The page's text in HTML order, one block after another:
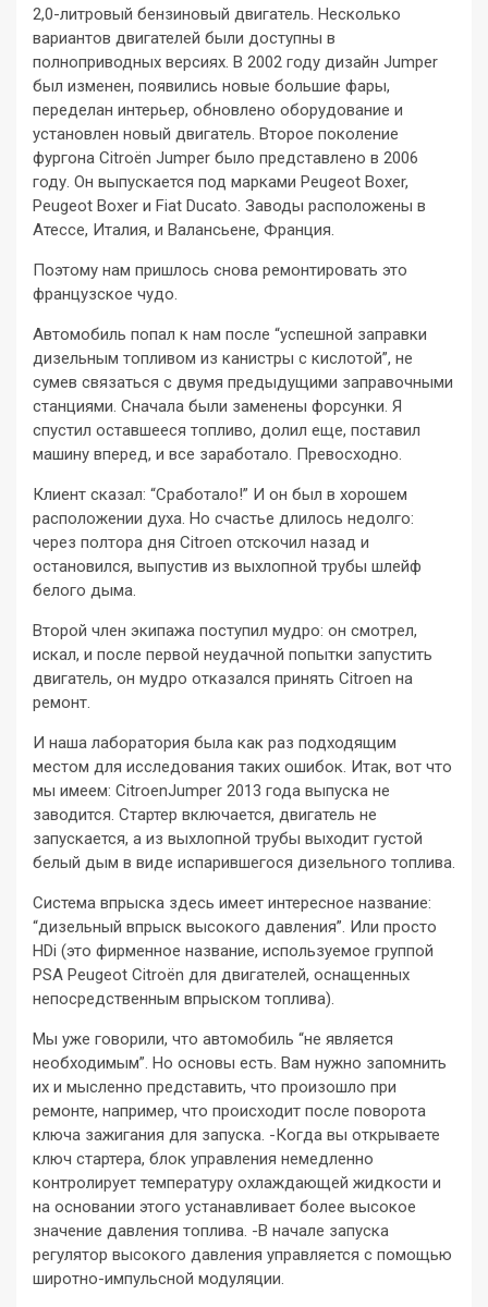
2,0-литровый бензиновый двигатель. Несколько
вариантов двигателей были доступны в
полноприводных версиях. В 2002 году дизайн Jumper
был изменен, появились новые большие фары,
переделан интерьер, обновлено оборудование и
установлен новый двигатель. Второе поколение
фургона Citroën Jumper было представлено в 2006
году. Он выпускается под марками Peugeot Boxer,
Peugeot Boxer и Fiat Ducato. Заводы расположены в
Атессе, Италия, и Валансьене, Франция.
Поэтому нам пришлось снова ремонтировать это
французское чудо.
Автомобиль попал к нам после “успешной заправки
дизельным топливом из канистры с кислотой”, не
сумев связаться с двумя предыдущими заправочными
станциями. Сначала были заменены форсунки. Я
спустил оставшееся топливо, долил еще, поставил
машину вперед, и все заработало. Превосходно.
Клиент сказал: “Сработало!” И он был в хорошем
расположении духа. Но счастье длилось недолго:
через полтора дня Citroen отскочил назад и
остановился, выпустив из выхлопной трубы шлейф
белого дыма.
Второй член экипажа поступил мудро: он смотрел,
искал, и после первой неудачной попытки запустить
двигатель, он мудро отказался принять Citroen на
ремонт.
И наша лаборатория была как раз подходящим
местом для исследования таких ошибок. Итак, вот что
мы имеем: CitroenJumper 2013 года выпуска не
заводится. Стартер включается, двигатель не
запускается, а из выхлопной трубы выходит густой
белый дым в виде испарившегося дизельного топлива.
Система впрыска здесь имеет интересное название:
“дизельный впрыск высокого давления”. Или просто
HDi (это фирменное название, используемое группой
PSA Peugeot Citroën для двигателей, оснащенных
непосредственным впрыском топлива).
Мы уже говорили, что автомобиль “не является
необходимым”. Но основы есть. Вам нужно запомнить
их и мысленно представить, что произошло при
ремонте, например, что происходит после поворота
ключа зажигания для запуска. -Когда вы открываете
ключ стартера, блок управления немедленно
контролирует температуру охлаждающей жидкости и
на основании этого устанавливает более высокое
значение давления топлива. -В начале запуска
регулятор высокого давления управляется с помощью
широтно-импульсной модуляции.